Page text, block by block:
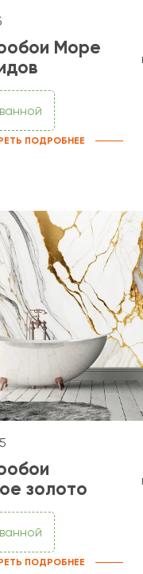
Море
ПОДРОБНЕЕ
золото
ПОДРОБНЕЕ